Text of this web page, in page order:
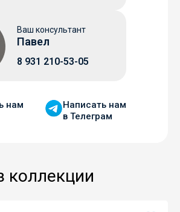
Ваш консультант
Павел
8 931 210-53-05
нам
Написать нам
в Телеграм
коллекции